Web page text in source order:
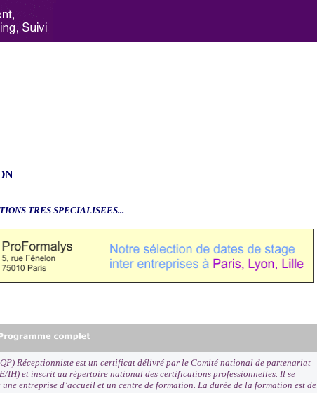
TRES SPECIALISEES...
Réceptionniste est un certificat délivré par le Comité national de partenariat
IH) et inscrit au répertoire national des certifications professionnelles. Il se
entreprise d’accueil et un centre de formation. La durée de la formation est de